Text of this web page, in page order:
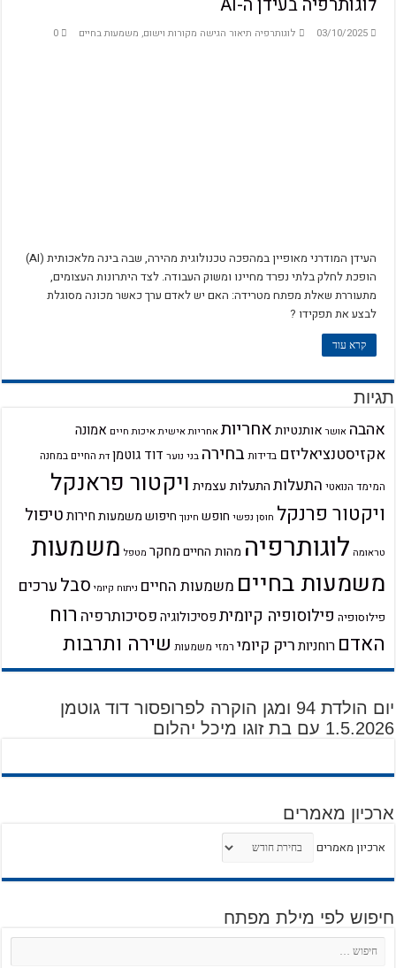
Locus of Control and Purpose in Life
לוגוסקופיה – כלים לשיח רב-ממדי בלוגותרפיה
על המשמר
03/10/2025 לוגותרפיה תיאור הגישה מקורות וישום, משמעות בחיים 0
העידן המודרני מאופיין במהפכה טכנולוגית מהירה, שבה בינה מלאכותית (AI)
הופכת לחלק בלתי נפרד מחיינו ומשוק העבודה. לצד היתרונות העצומים,
מתעוררת שאלת מפתח מטרידה: האם יש לאדם ערך כאשר מכונה מסוגלת
לבצע את תפקידו ?
קרא עוד
תגיות
אהבה אושר אותנטיותאחריותאחריות אישיתאיכות חיים אמונה
אקזיסטנציאליזם בדידותבחירה בני נוער דוד גוטמן דת החיים במחנה
המימד הנואטי התעלותהתעלות עצמית ויקטור פראנקל
ויקטור פרנקל חוסן נפשי חופש חינוך חיפוש משמעותחירותטיפול
טראומה לוגותרפיה מהות החייםמחקר מטפל משמעות
משמעות בחיים משמעות החיים ניתוח קיומי סבלערכים
פילוסופיה פילוסופיה קיומיתפסיכולוגיהפסיכותרפיה רוח
האדם רוחניותריק קיומי רמזי משמעות שירה ותרבות
יום הולדת 94 ומגן הוקרה לפרופסור דוד גוטמן
1.5.2026 עם בת זוגו מיכל יהלום
ארכיון מאמרים
ארכיון מאמרים
חיפוש לפי מילת מפתח